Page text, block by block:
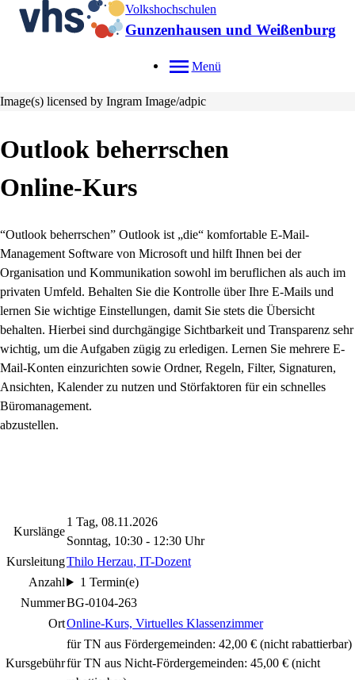
Volkshochschulen
Gunzenhausen und Weißenburg
Menü
Image(s) licensed by Ingram Image/adpic
Outlook beherrschen
Online-Kurs
“Outlook beherrschen” Outlook ist „die“ komfortable E-Mail-
Management Software von Microsoft und hilft Ihnen bei der
Organisation und Kommunikation sowohl im beruflichen als auch im
privaten Umfeld. Behalten Sie die Kontrolle über Ihre E-Mails und
lernen Sie wichtige Einstellungen, damit Sie stets die Übersicht
behalten. Hierbei sind durchgängige Sichtbarkeit und Transparenz sehr
wichtig, um die Aufgaben zügig zu erledigen. Lernen Sie mehrere E-
Mail-Konten einzurichten sowie Ordner, Regeln, Filter, Signaturen,
Ansichten, Kalender zu nutzen und Störfaktoren für ein schnelles
Büromanagement.
abzustellen.
Kurslänge
1 Tag, 08.11.2026
Sonntag, 10:30 - 12:30 Uhr
KursleitungThilo Herzau, IT-Dozent
Anzahl
1 Termin(e)
NummerBG-0104-263
OrtOnline-Kurs, Virtuelles Klassenzimmer
Kursgebühr
für TN aus Fördergemeinden: 42,00 € (nicht rabattierbar)
für TN aus Nicht-Fördergemeinden: 45,00 € (nicht